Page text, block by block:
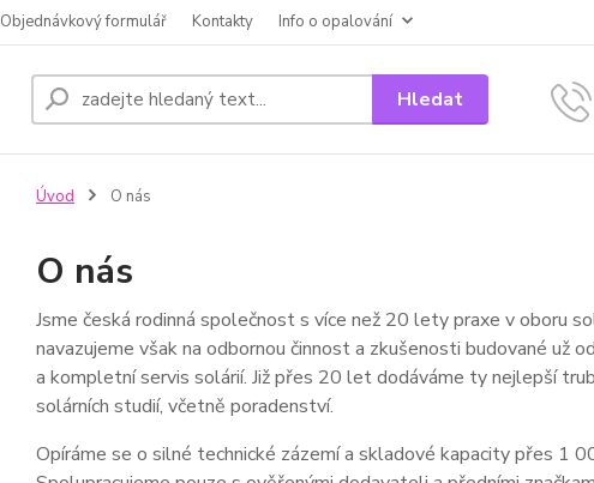
Objednávkový formulář Kontakty Info o opalování
Hledat
Úvod O nás
O nás
Jsme česká rodinná společnost s více než 20 lety praxe v oboru
navazujeme však na odbornou činnost a zkušenosti budované už
a kompletní servis solárií. Již přes 20 let dodáváme ty nejlepší
solárních studií, včetně poradenství.
Opíráme se o silné technické zázemí a skladové kapacity přes 1